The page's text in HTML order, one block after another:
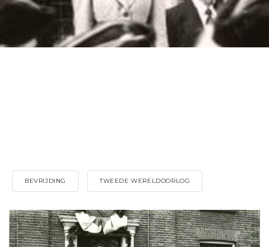
BEVRIJDING TWEEDE WERELDOORLOG